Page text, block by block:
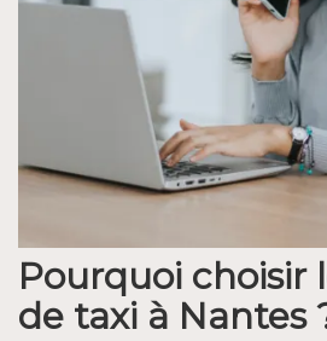
Pourquoi choisir
de taxi à Nantes